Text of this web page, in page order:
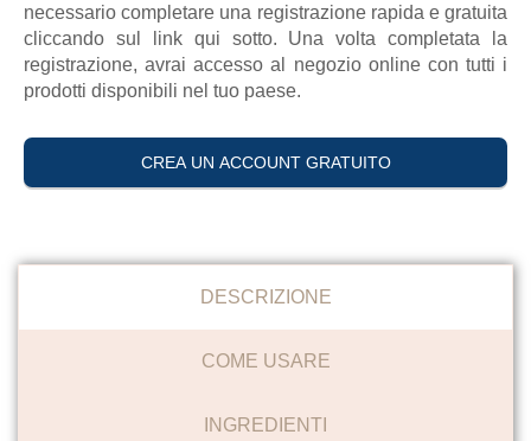
necessario completare una registrazione rapida e gratuita
cliccando sul link qui sotto. Una volta completata la
registrazione, avrai accesso al negozio online con tutti i
prodotti disponibili nel tuo paese.
CREA UN ACCOUNT GRATUITO
DESCRIZIONE
COME USARE
INGREDIENTI